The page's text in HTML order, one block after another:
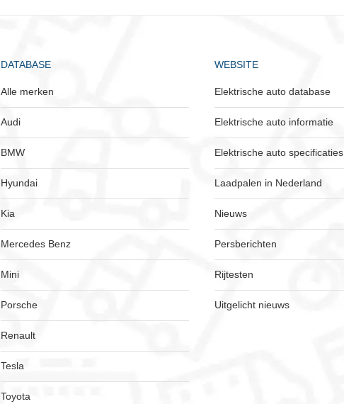
DATABASE
Alle merken
Audi
BMW
Hyundai
Kia
Mercedes Benz
Mini
Porsche
Renault
Tesla
Toyota
WEBSITE
Elektrische auto database
Elektrische auto informatie
Elektrische auto specificaties
Laadpalen in Nederland
Nieuws
Persberichten
Rijtesten
Uitgelicht nieuws